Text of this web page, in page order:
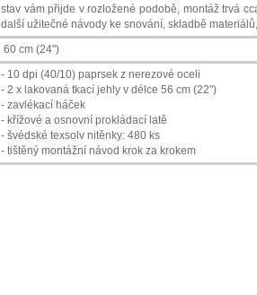
stav vám přijde v rozložené podobě, montáž trvá
další užitečné návody ke snování, skladbě
60 cm (24")
- 10 dpi (40/10) paprsek z nerezové oceli
- 2 x lakovaná tkací jehly v délce 56 cm (22")
- zavlékací háček
- křížové a osnovní prokládací latě
- švédské texsolv nitěnky: 480 ks
- tištěný montážní návod krok za krokem